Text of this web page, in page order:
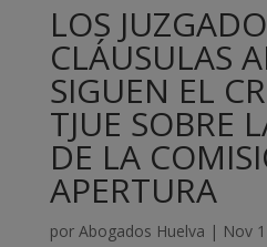
LOS
CLÁUSULAS
SIGUEN EL
TJUE SOBRE
DE LA
APERTURA
por Abogados Huelva | Nov